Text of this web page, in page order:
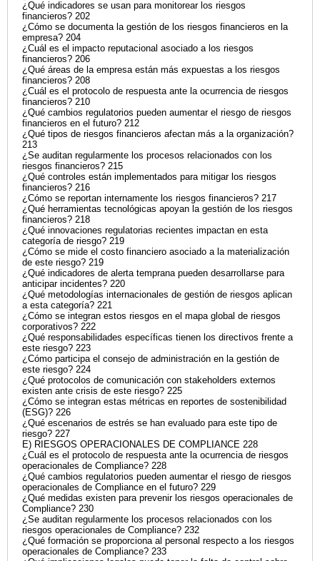
¿Qué indicadores se usan para monitorear los riesgos
financieros? 202
¿Cómo se documenta la gestión de los riesgos financieros en la
empresa? 204
¿Cuál es el impacto reputacional asociado a los riesgos
financieros? 206
¿Qué áreas de la empresa están más expuestas a los riesgos
financieros? 208
¿Cuál es el protocolo de respuesta ante la ocurrencia de riesgos
financieros? 210
¿Qué cambios regulatorios pueden aumentar el riesgo de riesgos
financieros en el futuro? 212
¿Qué tipos de riesgos financieros afectan más a la organización?
213
¿Se auditan regularmente los procesos relacionados con los
riesgos financieros? 215
¿Qué controles están implementados para mitigar los riesgos
financieros? 216
¿Cómo se reportan internamente los riesgos financieros? 217
¿Qué herramientas tecnológicas apoyan la gestión de los riesgos
financieros? 218
¿Qué innovaciones regulatorias recientes impactan en esta
categoría de riesgo? 219
¿Cómo se mide el costo financiero asociado a la materialización
de este riesgo? 219
¿Qué indicadores de alerta temprana pueden desarrollarse para
anticipar incidentes? 220
¿Qué metodologías internacionales de gestión de riesgos aplican
a esta categoría? 221
¿Cómo se integran estos riesgos en el mapa global de riesgos
corporativos? 222
¿Qué responsabilidades específicas tienen los directivos frente a
este riesgo? 223
¿Cómo participa el consejo de administración en la gestión de
este riesgo? 224
¿Qué protocolos de comunicación con stakeholders externos
existen ante crisis de este riesgo? 225
¿Cómo se integran estas métricas en reportes de sostenibilidad
(ESG)? 226
¿Qué escenarios de estrés se han evaluado para este tipo de
riesgo? 227
E) RIESGOS OPERACIONALES DE COMPLIANCE 228
¿Cuál es el protocolo de respuesta ante la ocurrencia de riesgos
operacionales de Compliance? 228
¿Qué cambios regulatorios pueden aumentar el riesgo de riesgos
operacionales de Compliance en el futuro? 229
¿Qué medidas existen para prevenir los riesgos operacionales de
Compliance? 230
¿Se auditan regularmente los procesos relacionados con los
riesgos operacionales de Compliance? 232
¿Qué formación se proporciona al personal respecto a los riesgos
operacionales de Compliance? 233